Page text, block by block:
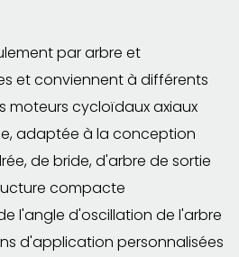
par arbre et
et conviennent à différents
moteurs cycloïdaux axiaux
adaptée à la conception
de bride, d'arbre de sortie
compacte
l'angle d'oscillation de l'arbre
d'application personnalisées